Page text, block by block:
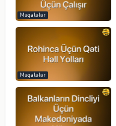
Məqalələr
Məqalələr